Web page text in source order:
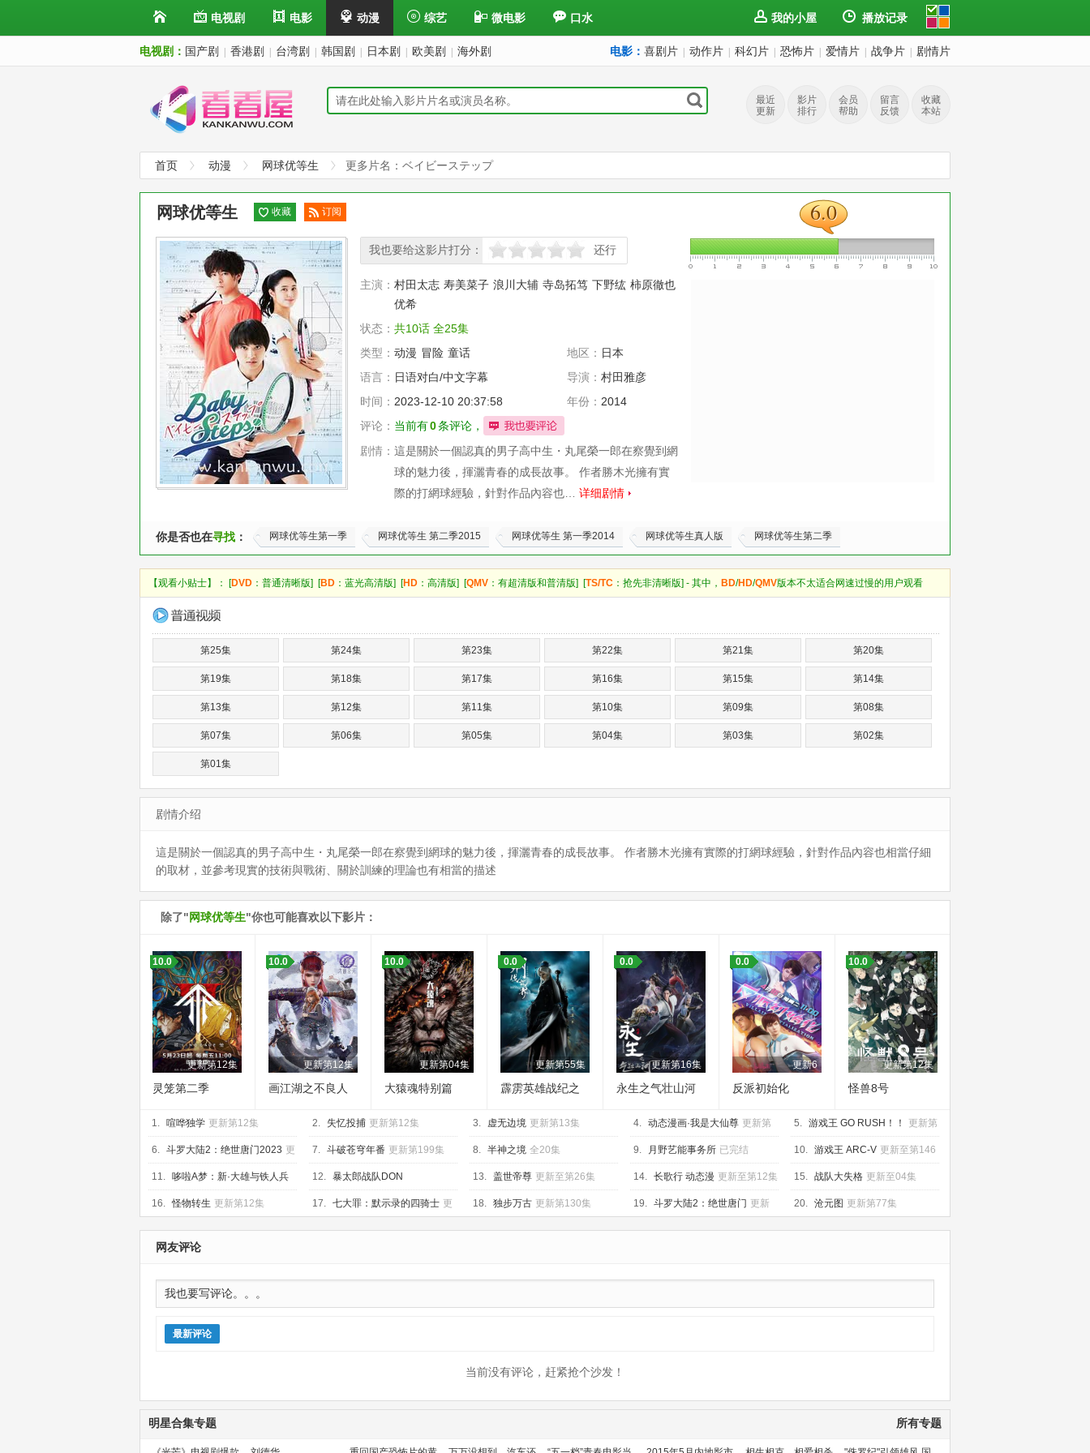
电视剧 电影 动漫 综艺 微电影 口水 我的小屋 播放记录
电视剧： 国产剧 香港剧 台湾剧 韩国剧 日本剧 欧美剧 海外剧 电影： 喜剧片 动作片 科幻片 恐怖片 爱情片 战争片 剧情片
最近
更新
影片
排行
会员
帮助
留言
反馈
收藏
本站
首页 动漫 网球优等生 更多片名：ベイビーステップ
6.0
6.0
网球优等生 收藏
订阅
阅
我也要给这影片打分：
很差较差 还行推荐 力荐 还行
主演： 村田太志 寿美菜子 浪川大辅 寺岛拓笃 下野纮 柿原徹也
优希
状态： 共10话 全25集
类型： 动漫 冒险 童话 地区： 日本
语言： 日语对白/中文字幕 导演： 村田雅彦
时间： 2023-12-10 20:37:58 年份： 2014
评论： 当前有0条评论，
剧情： 這是關於一個認真的男子高中生・丸尾榮一郎在察覺到網
球的魅力後，揮灑青春的成長故事。 作者勝木光擁有實
際的打網球經驗，針對作品內容也… 详细剧情
你是否也在寻找 ： 网球优等生第一季 网球优等生 第二季2015 网球优等生 第一季2014 网球优等生真人版 网球优等生第二季
【观看小贴士】： [DVD ：普通清晰版] [BD ：蓝光高清版] [HD ：高清版] [QMV ：有超清版和普清版] [TS/TC ：抢先非清晰版] - 其中， BD/HD/QMV版本不太适合网速过慢的用户观看
第25集 第24集 第23集 第22集 第21集 第20集
第19集 第18集 第17集 第16集 第15集 第14集
第13集 第12集 第11集 第10集 第09集 第08集
第07集 第06集 第05集 第04集 第03集 第02集
第01集
剧情介绍
這是關於一個認真的男子高中生・丸尾榮一郎在察覺到網球的魅力後，揮灑青春的成長故事。 作者勝木光擁有實際的打網球經驗，針對作品內容也相當仔細
的取材，並參考現實的技術與戰術、關於訓練的理論也有相當的描述
除了"网球优等生"你也可能喜欢以下影片：
更新第12集
10.0
灵笼第二季
更新第12集
10.0
画江湖之不良人
更新第04集
10.0
大猿魂特别篇
更新第55集
0.0
霹雳英雄战纪之
更新第16集
0.0
永生之气壮山河
更新6
0.0
反派初始化
更新第12集
10.0
怪兽8号
1. 喧哗独学 更新第12集 2. 失忆投捕 更新第12集 3. 虚无边境 更新第13集 4. 动态漫画·我是大仙尊 更新第
287集
5. 游戏王 GO RUSH！！ 更新第
145集
6. 斗罗大陆2：绝世唐门2023 更
新第153集
7. 斗破苍穹年番 更新第199集 8. 半神之境 全20集 9. 月野艺能事务所 已完结 10. 游戏王 ARC-V 更新至第146
集
11. 哆啦A梦：新·大雄与铁人兵
团 已完结
12. 暴太郎战队DON
BROTHERS 已完结
13. 盖世帝尊 更新至第26集 14. 长歌行 动态漫 更新至第12集 15. 战队大失格 更新至04集
16. 怪物转生 更新第12集 17. 七大罪：默示录的四骑士 更
新至17集
18. 独步万古 更新第130集 19. 斗罗大陆2：绝世唐门 更新
至75集
20. 沧元图 更新第77集
网友评论
最新评论
当前没有评论，赶紧抢个沙发！
所有专题
明星合集专题